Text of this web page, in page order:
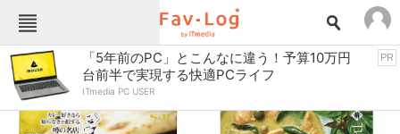
Fav-Logカテゴリー一覧
TOP アウトドア用品
インテリア・収納 おもちゃ・ホビー
「5年前のPC」とこんなに違う！予算10万円
台前半で実現する快適PCライフ
ITmedia PC USER
PR